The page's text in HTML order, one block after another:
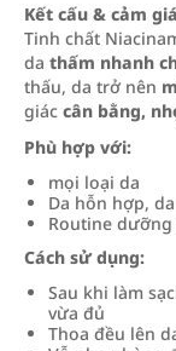
Kết cấu & cảm
Tinh chất
da thấm nhanh
thấu, da trở nên
giác cân bằng,
Phù hợp với:
mọi loại da
Da hỗn hợp,
Routine
Cách sử dụng:
Sau khi làm
vừa đủ
Thoa đều lên